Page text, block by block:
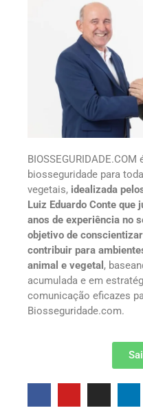
biosseguridade para
vegetais, idealizada
Luiz Eduardo Conte que
anos de experiência no
objetivo de
contribuir para
animal e vegetal ,
acumulada e em
comunicação eficazes
Biosseguridade.com.